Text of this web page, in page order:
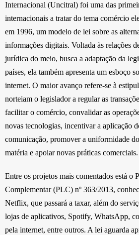
Internacional (Uncitral) foi uma das
internacionais a tratar do tema comércio
em 1996, um modelo de lei sobre as
informações digitais. Voltada às relações
jurídica do meio, busca a adaptação da
países, ela também apresenta um esboço
internet. O maior avanço refere-se à
norteiam o legislador a regular as
facilitar o comércio, convalidar as
novas tecnologias, incentivar a aplicação
comunicação, promover a uniformidade
matéria e apoiar novas práticas comerciais.
Entre os projetos mais comentados está o
Complementar (PLC) nº 363/2013,
Netflix, que passará a taxar, além do
lojas de aplicativos, Spotify, WhatsApp,
pela internet, entre outros. A lei aguarda